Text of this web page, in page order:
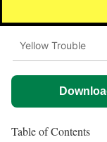
Yellow Trouble
Table of Contents